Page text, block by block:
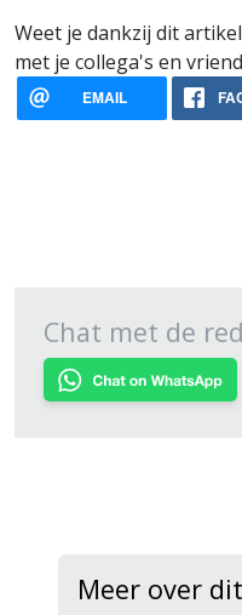
Weet je dankzij dit
met je collega's en
EMAIL
Chat met de
Meer over